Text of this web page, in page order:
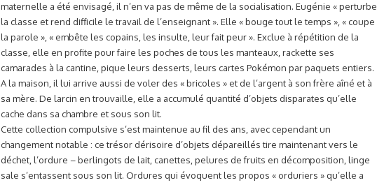
maternelle a été envisagé, il n’en va pas de même de la socialisation. Eugénie « perturbe
la classe et rend difficile le travail de l’enseignant ». Elle « bouge tout le temps », « coupe
la parole », « embête les copains, les insulte, leur fait peur ». Exclue à répétition de la
classe, elle en profite pour faire les poches de tous les manteaux, rackette ses
camarades à la cantine, pique leurs desserts, leurs cartes Pokémon par paquets entiers.
A la maison, il lui arrive aussi de voler des « bricoles » et de l’argent à son frère aîné et à
sa mère. De larcin en trouvaille, elle a accumulé quantité d’objets disparates qu’elle
cache dans sa chambre et sous son lit.
Cette collection compulsive s’est maintenue au fil des ans, avec cependant un
changement notable : ce trésor dérisoire d’objets dépareillés tire maintenant vers le
déchet, l’ordure – berlingots de lait, canettes, pelures de fruits en décomposition, linge
sale s’entassent sous son lit. Ordures qui évoquent les propos « orduriers » qu’elle a